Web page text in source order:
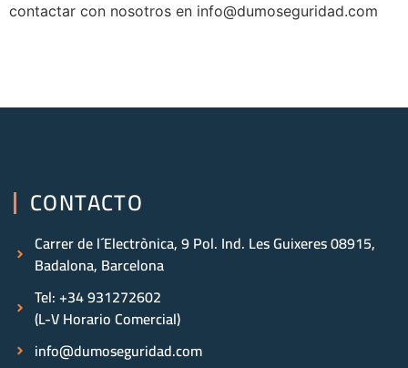
contactar con nosotros en info@dumoseguridad.com
CONTACTO
Carrer de l´Electrònica, 9 Pol. Ind. Les Guixeres 08915,
Badalona, Barcelona
Tel: +34 931272602
(L-V Horario Comercial)
info@dumoseguridad.com